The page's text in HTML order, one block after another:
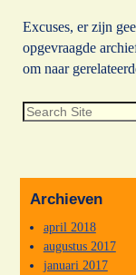
Excuses, er zijn
opgevraagde
om naar
Archieven
april 2018
augustus 2017
januari 2017